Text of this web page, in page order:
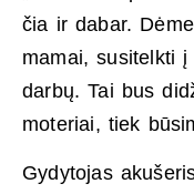
čia ir dabar.
mamai, susitelkti
darbų. Tai bus
moteriai, tiek
Gydytojas